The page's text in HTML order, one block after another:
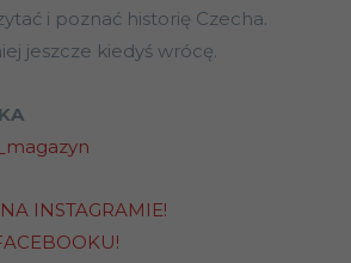
i poznać historię Czecha.
jeszcze kiedyś wrócę.
INSTAGRAMIE!